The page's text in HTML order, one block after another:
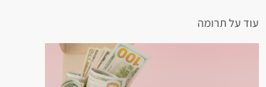
עוד עלתרומה